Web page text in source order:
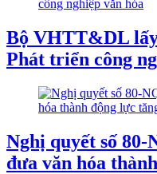
Bộ VHTT&DL
Phát triển công
Nghị quyết số
đưa văn hóa